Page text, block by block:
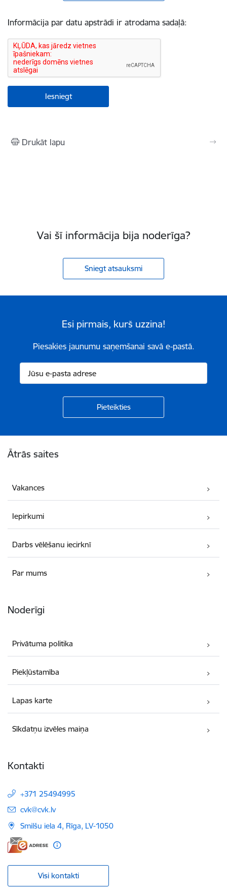
Informācija par datu apstrādi ir atrodama sadaļā:
Drukāt lapu
Vai šī informācija bija noderīga?
Sniegt atsauksmi
Esi pirmais, kurš uzzina!
Piesakies jaunumu saņemšanai savā e-pastā.
Ātrās saites
Vakances
Iepirkumi
Darbs vēlēšanu iecirknī
Par mums
Noderīgi
Privātuma politika
Piekļūstamība
Lapas karte
Sīkdatņu izvēles maiņa
Kontakti
+371 25494995
E-pasts:
cvk@cvk.lv
Smilšu iela 4, Rīga, LV-1050
Visi kontakti